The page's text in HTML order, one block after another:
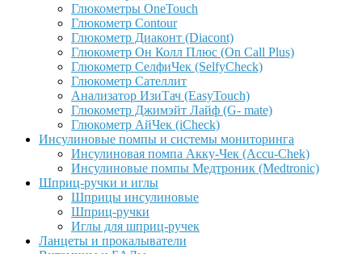
Глюкометры OneTouch
Глюкометр Contour
Глюкометр Диаконт (Diacont)
Глюкометр Он Колл Плюс (On Call Plus)
Глюкометр СелфиЧек (SelfyCheck)
Глюкометр Сателлит
Анализатор ИзиТач (EasyTouch)
Глюкометр Джимэйт Лайф (G- mate)
Глюкометр АйЧек (iCheck)
Инсулиновые помпы и системы мониторинга
Инсулиновая помпа Акку-Чек (Accu-Chek)
Инсулиновые помпы Медтроник (Medtronic)
Шприц-ручки и иглы
Шприцы инсулиновые
Шприц-ручки
Иглы для шприц-ручек
Ланцеты и прокалыватели